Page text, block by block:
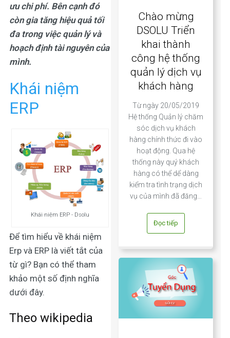
ưu chi phí. Bên cạnh đó
còn gia tăng hiệu quả tối
đa trong việc quản lý và
hoạch định tài nguyên của
mình.
Khái niệm
ERP
Khái niệm ERP - Dsolu
Để tìm hiểu về khái niệm
Erpvà ERP là viết tắt của
từ gì?Bạn có thể tham
khảo một số định nghĩa
dưới đây.
Theo wikipedia
Chào mừng
DSOLU Triển
khai thành
công hệ thống
quản lý dịch vụ
khách hàng
Từ ngày 20/05/2019
Hệ thống Quản lý chăm
sóc dịch vụ khách
hàng chính thức đi vào
hoạt động. Qua hệ
thống này quý khách
hàng có thể dể dàng
kiểm tra tình trạng dịch
vụ của mình đã đăng…
Đọc tiếp